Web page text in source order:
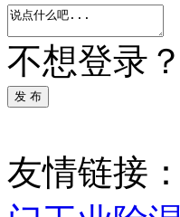
不想登录
发 布
友情链接